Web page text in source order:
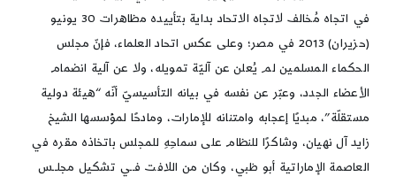
في اتجاه مُخالف لاتجاه الاتحاد بداية بتأييده مظاهرات 30 يونيو
(حزيران) 2013 في مصر؛ وعلى عكس اتحاد العلماء، فإنّ مجلس
الحكماء المسلمين لم يُعلن عن آليّة تمويله، ولا عن آلية انضمام
الأعضاء الجدد، وعبّر عن نفسه في بيانه التأسيسيّ أنّه “هيئة دولية
مستقلّة”، مبديًا إعجابه وامتنانه للإمارات، ومادحًا لمؤسسها الشيخ
زايد آل نهيان، وشاكرًا للنظام على سماحِهِ للمجلس باتخاذه مقره في
العاصمة الإماراتية أبو ظبي، وكان من اللافت فــي تشكيل مجلــس